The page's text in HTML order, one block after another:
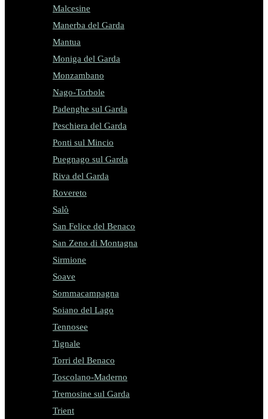
Malcesine
Manerba del Garda
Mantua
Moniga del Garda
Monzambano
Nago-Torbole
Padenghe sul Garda
Peschiera del Garda
Ponti sul Mincio
Puegnago sul Garda
Riva del Garda
Rovereto
Salò
San Felice del Benaco
San Zeno di Montagna
Sirmione
Soave
Sommacampagna
Soiano del Lago
Tennosee
Tignale
Torri del Benaco
Toscolano-Maderno
Tremosine sul Garda
Trient